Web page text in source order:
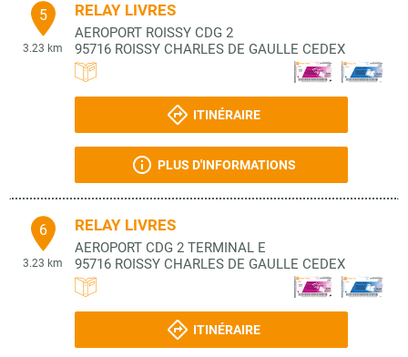
5
3.23 km
RELAY LIVRES
AEROPORT ROISSY CDG 2
95716 ROISSY CHARLES DE GAULLE CEDEX
ITINÉRAIRE
PLUS D'INFORMATIONS
6
3.23 km
RELAY LIVRES
AEROPORT CDG 2 TERMINAL E
95716 ROISSY CHARLES DE GAULLE CEDEX
ITINÉRAIRE